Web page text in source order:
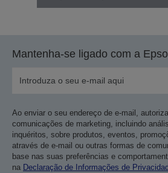
Mantenha-se ligado com a
Ao enviar o seu endereço de e-mail,
comunicações de marketing, incluindo
inquéritos, sobre produtos, eventos,
através de e-mail ou outras formas de
base nas suas preferências e
na Declaração de Informações de